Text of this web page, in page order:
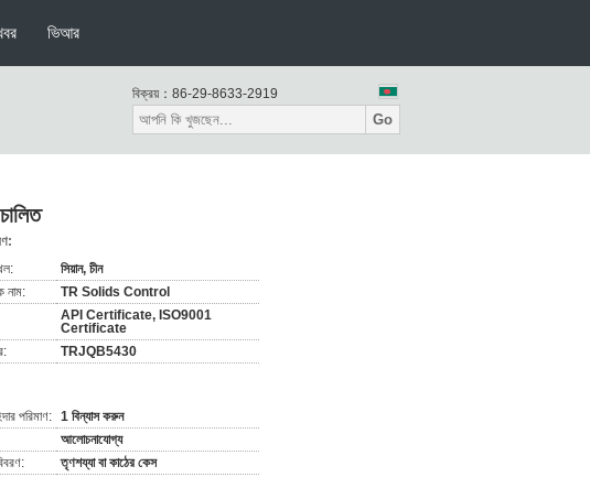
ভিআর
বিক্রয়： 86-29-8633-2919
Go
সিয়ান, চীন
নাম:
TR Solids Control
API Certificate, ISO9001
Certificate
TRJQB5430
পরিমাণ: 1 বিন্যাস করুন
আলোচনাযোগ্য
তৃণশয্যা বা কাঠের কেস